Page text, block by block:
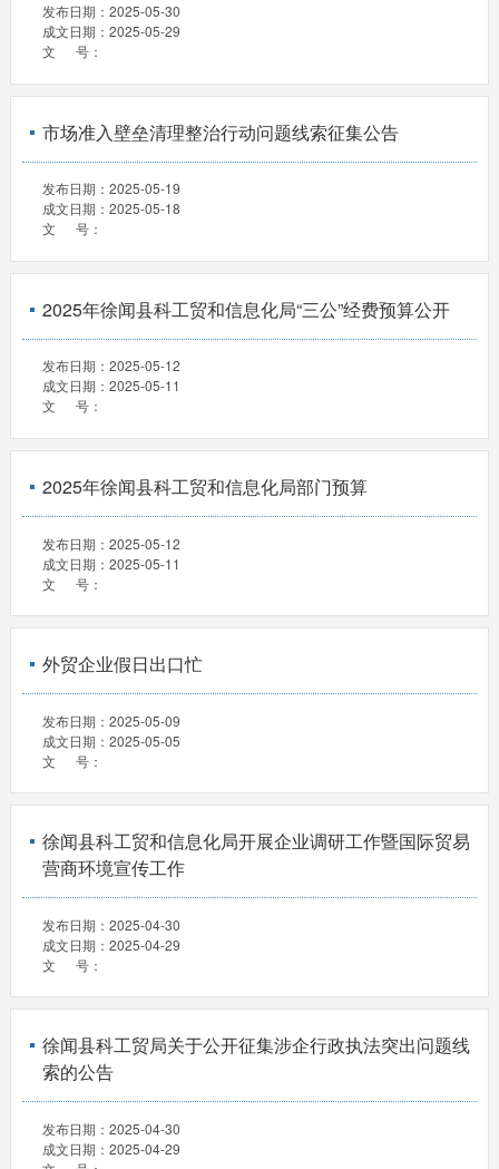
发布日期： 2025-05-30
成文日期： 2025-05-29
文 号：
市场准入壁垒清理整治行动问题线索征集公告
发布日期： 2025-05-19
成文日期： 2025-05-18
文 号：
2025年徐闻县科工贸和信息化局“三公”经费预算公开
发布日期： 2025-05-12
成文日期： 2025-05-11
文 号：
2025年徐闻县科工贸和信息化局部门预算
发布日期： 2025-05-12
成文日期： 2025-05-11
文 号：
外贸企业假日出口忙
发布日期： 2025-05-09
成文日期： 2025-05-05
文 号：
徐闻县科工贸和信息化局开展企业调研工作暨国际贸易
营商环境宣传工作
发布日期： 2025-04-30
成文日期： 2025-04-29
文 号：
徐闻县科工贸局关于公开征集涉企行政执法突出问题线
索的公告
发布日期： 2025-04-30
成文日期： 2025-04-29